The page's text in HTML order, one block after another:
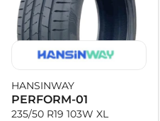
HANSINWAY
PERFORM-01
235/50 R19 103W XL